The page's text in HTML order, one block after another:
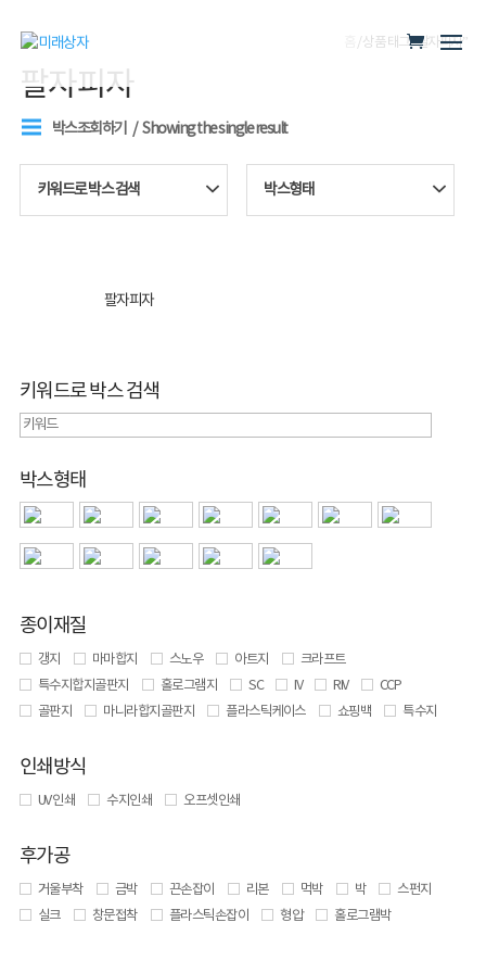
/ 상품 태그 “팔자피자”
팔자피자
박스조회하기 Showing the single result
키워드로 박스 검색 박스형태
팔자피자
키워드로 박스 검색
박스형태
종이재질
갱지 마마합지 스노우 아트지
크라프트
특수지합지골판지
홀로그램지 SC IV RIV
CCP
골판지
마니라합지골판지 플라스틱케이스 쇼핑백 특수지
인쇄방식
UV 인쇄 수지인쇄 오프셋인쇄
후가공
거울부착 금박 끈손잡이 리본 먹박 박
스펀지
실크
창문접착 플라스틱손잡이 형압 홀로그램박